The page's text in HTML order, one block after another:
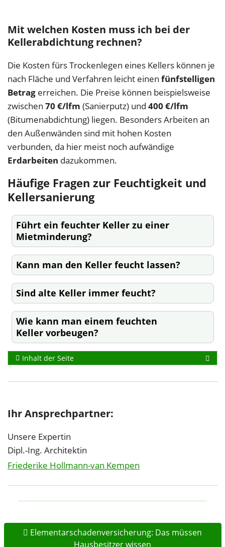
Mit welchen Kosten muss ich bei der
Kellerabdichtung rechnen?
Die Kosten fürs Trockenlegen eines Kellers können je
nach Fläche und Verfahren leicht einen fünfstelligen
Betrag erreichen. Die Preise können beispielsweise
zwischen 70 €/lfm (Sanierputz) und 400 €/lfm
(Bitumenabdichtung) liegen. Besonders Arbeiten an
den Außenwänden sind mit hohen Kosten
verbunden, da hier meist noch aufwändige
Erdarbeiten dazukommen.
Häufige Fragen zur Feuchtigkeit und
Kellersanierung
Führt ein feuchter Keller zu einer
Mietminderung?
Kann man den Keller feucht lassen?
Sind alte Keller immer feucht?
Wie kann man einem feuchten
Keller vorbeugen?
Inhalt der Seite
Ihr Ansprechpartner:
Unsere Expertin
Dipl.-Ing. Architektin
Friederike Hollmann-van Kempen
Elementarschadenversicherung: Das müssen
Hausbesitzer wissen